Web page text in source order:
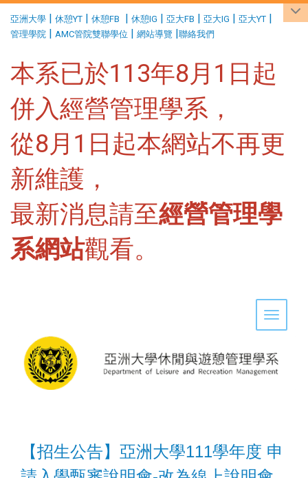
亞洲大學 | 休憩YT | 休憩FB | 休憩IG | 亞大FB | 亞大IG | 亞大YT |
管理學院 | AMC管院雙聯學位 | 網站導覽 |聯絡我們
本系已於113年8月1日起
併入經營管理學系，
從8月1日起本網站不再更
新維護，
最新消息請至經營管理學
系網站觀看。
Toggle
【招生公告】亞洲大學111學年度 申